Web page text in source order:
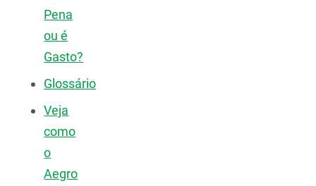
Pena
ou é
Gasto?
Glossário
Veja
como
o
Aegro